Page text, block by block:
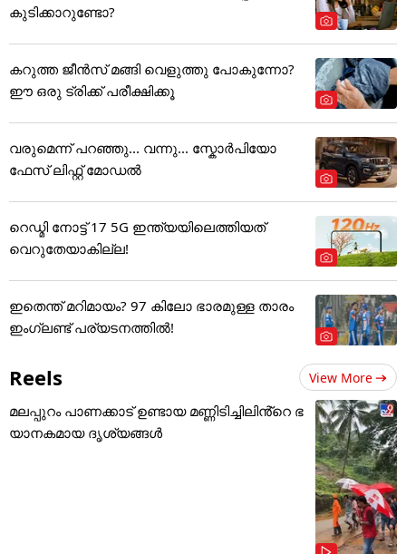
കുടിക്കാറുണ്ടോ?
കറുത്ത ജീൻസ് മങ്ങി വെളുത്തു പോകുന്നോ?
ഈ ഒരു ട്രിക്ക് പരീക്ഷിക്കൂ
വരുമെന്ന് പറഞ്ഞു... വന്നു... സ്കോർപിയോ
ഫേസ് ലിഫ്റ്റ് മോഡൽ
റെഡ്മി നോട്ട് 17 5G ഇന്ത്യയിലെത്തിയത്
വെറുതേയാകില്ല!
ഇതെന്ത് മറിമായം? 97 കിലോ ഭാരമുള്ള താരം
ഇംഗ്ലണ്ട് പര്യടനത്തില്‍!
Reels View More
മലപ്പുറം പാണക്കാട് ഉണ്ടായ മണ്ണിടിച്ചിലിൻ്റെ ഭ
യാനകമായ ദൃശ്യങ്ങൾ